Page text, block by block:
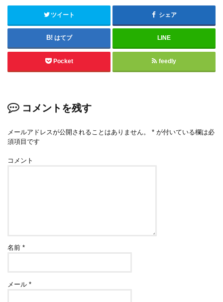
ツイート シェア
はてブ LINE
Pocket feedly
コメントを残す
メールアドレスが公開されることはありません。 * が付いている欄は必
須項目です
コメント
名前*
メール*